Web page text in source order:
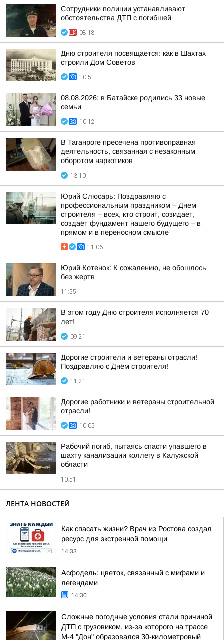
Сотрудники полиции устанавливают
обстоятельства ДТП с погибшей
08:18
Дню строителя посвящается: как в Шахтах
строили Дом Советов
10:51
08.08.2026: в Батайске родились 33 новые
семьи
10:12
В Таганроге пресечена противоправная
деятельность, связанная с незаконным
оборотом наркотиков
13:10
Юрий Слюсарь: Поздравляю с
профессиональным праздником – Днем
строителя – всех, кто строит, созидает,
создаёт фундамент нашего будущего – в
прямом и в переносном смысле
11:06
Юрий Котенок: К сожалению, не обошлось
без жертв
11:55
В этом году Дню строителя исполняется 70
лет!
09:21
Дорогие строители и ветераны отрасли!
Поздравляю с Днём строителя!
11:21
Дорогие работники и ветераны строительной
отрасли!
10:05
Рабочий погиб, пытаясь спасти упавшего в
шахту канализации коллегу в Калужской
области
10:51
ЛЕНТА НОВОСТЕЙ
Как спасать жизни? Врач из Ростова создал
ресурс для экстренной помощи
14:33
Асфодель: цветок, связанный с мифами и
легендами
14:30
Сложные погодные условия стали причиной
ДТП с грузовиком, из-за которого на трассе
М-4 "Дон" образовался 30-километровый